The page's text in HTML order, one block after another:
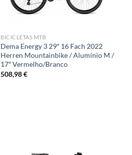
BICICLETAS MTB
Dema Energy 3 29″ 16 Fach 2022
Herren Mountainbike / Alumínio M /
17″ Vermelho/Branco
508,98€